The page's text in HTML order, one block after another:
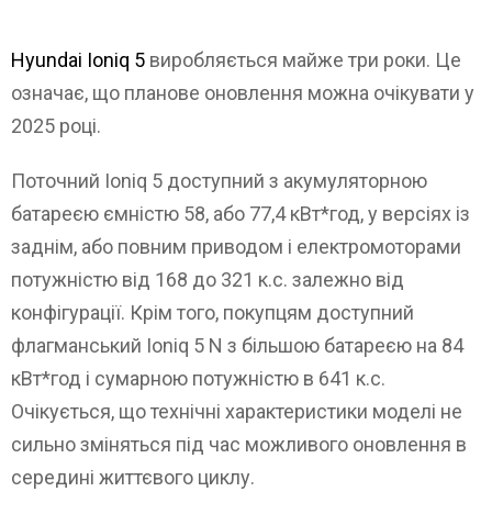
Hyundai Ioniq 5 виробляється майже три роки. Це
означає, що планове оновлення можна очікувати у
2025 році.
Поточний Ioniq 5 доступний з акумуляторною
батареєю ємністю 58, або 77,4 кВт*год, у версіях із
заднім, або повним приводом і електромоторами
потужністю від 168 до 321 к.с. залежно від
конфігурації. Крім того, покупцям доступний
флагманський Ioniq 5 N з більшою батареєю на 84
кВт*год і сумарною потужністю в 641 к.с.
Очікується, що технічні характеристики моделі не
сильно зміняться під час можливого оновлення в
середині життєвого циклу.